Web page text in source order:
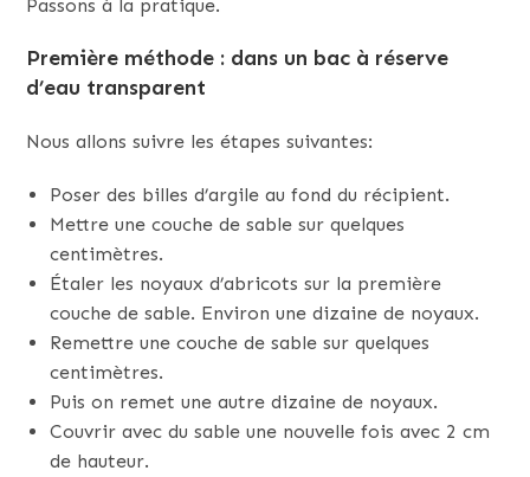
Passons à la pratique.
Première méthode : dans un bac à réserve
d’eau transparent
Nous allons suivre les étapes suivantes:
Poser des billes d’argile au fond du récipient.
Mettre une couche de sable sur quelques
centimètres.
Étaler les noyaux d’abricots sur la première
couche de sable. Environ une dizaine de noyaux.
Remettre une couche de sable sur quelques
centimètres.
Puis on remet une autre dizaine de noyaux.
Couvrir avec du sable une nouvelle fois avec 2 cm
de hauteur.